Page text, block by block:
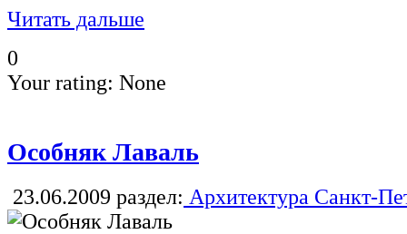
Читать дальше
0
Your rating: None
Особняк Лаваль
23.06.2009 раздел: Архитектура Санкт-